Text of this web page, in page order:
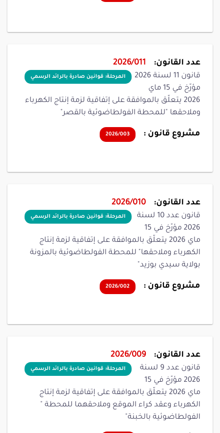
عدد القانون: 2026/011
المرحلة: قوانين صادرة بالرائد الرسمي
قانون 11 لسنة 2026
مؤرّخ في 15 ماي
2026 يتعلّق بالموافقة على إتفاقية لزمة إنتاج الكهرباء
وملاحقها "للمحطة الفولطاضوئية بالقصر"
مشروع قانون : 2026/003
عدد القانون: 2026/010
المرحلة: قوانين صادرة بالرائد الرسمي
قانون عدد 10 لسنة
2026 مؤرّخ في 15
ماي 2026 يتعلّق بالموافقة على إتفاقية لزمة إنتاج
الكهرباء وملاحقها" للمحطة الفولطاضوئية بالمزونة
بولاية سيدي بوزيد"
مشروع قانون : 2026/002
عدد القانون: 2026/009
المرحلة: قوانين صادرة بالرائد الرسمي
قانون عدد 9 لسنة
2026 مؤرّخ في 15
ماي 2026 يتعلّق بالموافقة على إتفاقية لزمة إنتاج
الكهرباء وعقد كراء الموقع وملاحقهما للمحطة "
الفولطاضوئية بالخبنة"